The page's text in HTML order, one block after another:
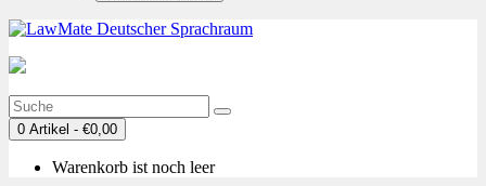
0 Artikel - €0,00
Warenkorb ist noch leer